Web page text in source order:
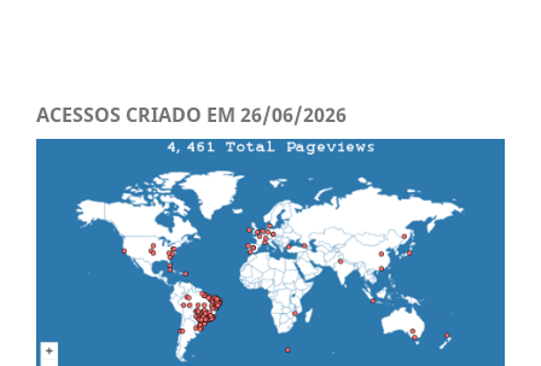
ACESSOS CRIADO EM 26/06/2026